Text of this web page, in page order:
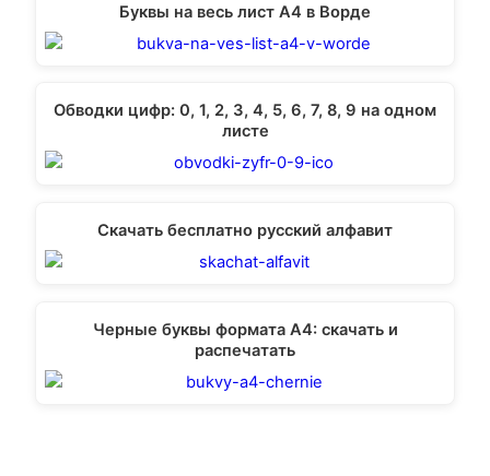
Буквы на весь лист А4 в Ворде
Обводки цифр: 0, 1, 2, 3, 4, 5, 6, 7, 8, 9 на одном
листе
Скачать бесплатно русский алфавит
Черные буквы формата А4: скачать и
распечатать